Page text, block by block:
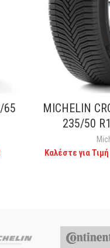
65
CALL
MICHELIN
235/50
Καλέστε για